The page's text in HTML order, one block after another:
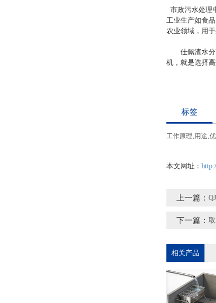
市政污水处理
工业生产如食
农业领域，用
佳佩渣水
机，就是选择
标签
工作原理,用途,
本文网址：
上一篇：
下一篇：
相关产品